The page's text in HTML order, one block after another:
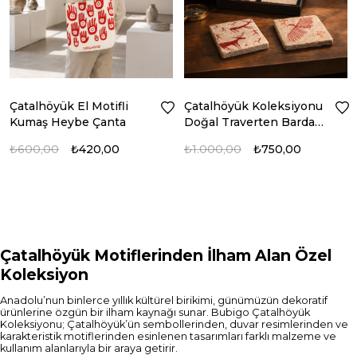
Çatalhöyük El Motifli
Kumaş Heybe Çanta
₺420,00
₺600,00
Çatalhöyük Koleksiyonu
Doğal Traverten Bardak
₺750,00
₺1.000,00
Çatalhöyük Motiflerinden İlham Alan Özel
Koleksiyon
Anadolu’nun binlerce yıllık kültürel birikimi, günümüzün dekoratif
ürünlerine özgün bir ilham kaynağı sunar. Bubigo Çatalhöyük
Koleksiyonu; Çatalhöyük’ün sembollerinden, duvar resimlerinden ve
karakteristik motiflerinden esinlenen tasarımları farklı malzeme ve
kullanım alanlarıyla bir araya getirir.